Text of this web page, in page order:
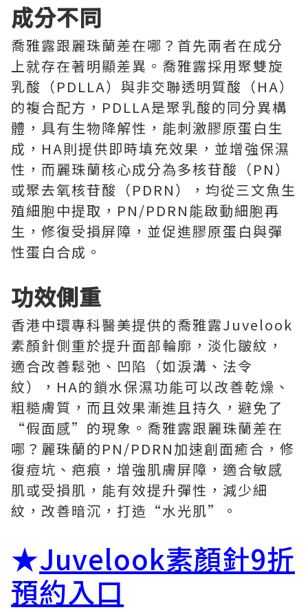
成分不同
喬雅露跟麗珠蘭差在哪？首先兩者在成分
上就存在著明顯差異。喬雅露採用聚雙旋
乳酸（PDLLA）與非交聯透明質酸（HA）
的複合配方，PDLLA是聚乳酸的同分異構
體，具有生物降解性，能刺激膠原蛋白生
成，HA則提供即時填充效果，並增強保濕
性，而麗珠蘭核心成分為多核苷酸（PN）
或聚去氧核苷酸（PDRN），均從三文魚生
殖細胞中提取，PN/PDRN能啟動細胞再
生，修復受損屏障，並促進膠原蛋白與彈
性蛋白合成。
功效側重
香港中環專科醫美提供的喬雅露Juvelook
素顏針側重於提升面部輪廓，淡化皺紋，
適合改善鬆弛、凹陷（如淚溝、法令
紋），HA的鎖水保濕功能可以改善乾燥、
粗糙膚質，而且效果漸進且持久，避免了
“假面感”的現象。喬雅露跟麗珠蘭差在
哪？麗珠蘭的PN/PDRN加速創面癒合，修
復痘坑、疤痕，增強肌膚屏障，適合敏感
肌或受損肌，能有效提升彈性，減少細
紋，改善暗沉，打造“水光肌”。
★Juvelook素顏針9折
預約入口